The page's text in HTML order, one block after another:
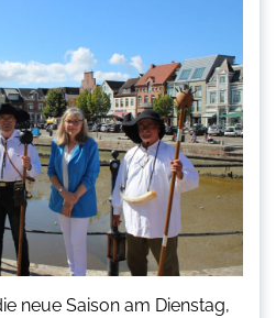
neue Saison am Dienstag,